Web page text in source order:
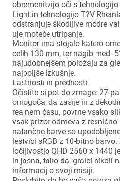
obremenitvijo oči s
Light in tehnologijo T?V
odstranjuje škodljive modre
uje moteče utripanje.
Monitor ima stojalo katero
celih 130 mm, ter nagib med -
najudobnejšem položaju za
najboljše izkušnje.
Lastnosti in prednosti
Očistite si pot do zmage: 27-
omogoča, da zasije in z
realnem času, povrne vsako
vsak prizor odmeva z
natančne barve so
lestvici sRGB z 10-bitno
ločljivostjo QHD 2560 x 1440
in jasna, tako da igralci nikoli
informacij o svoji misiji.